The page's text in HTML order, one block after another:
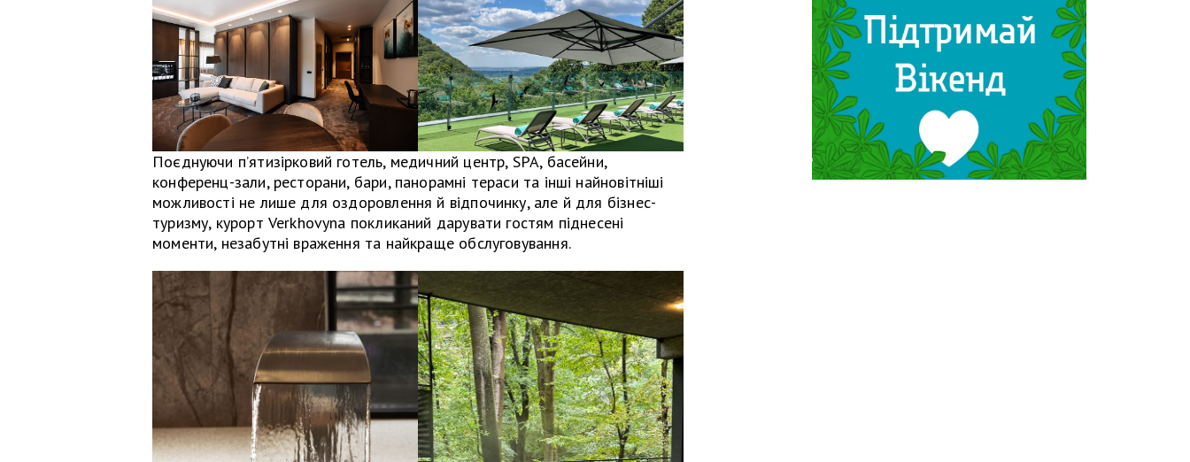
Поєднуючи п’ятизірковий готель, медичний центр, SPA, басейни,
конференц-зали, ресторани, бари, панорамні тераси та інші найновітніші
можливості не лише для оздоровлення й відпочинку, але й для бізнес-
туризму, курорт Verkhovyna покликаний дарувати гостям піднесені
моменти, незабутні враження та найкраще обслуговування.